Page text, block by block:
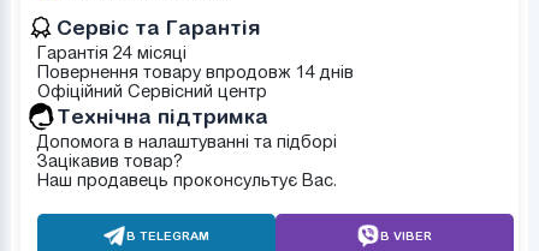
Сервіс та Гарантія
Гарантія 24 місяці
Повернення товару впродовж 14 днів
Офіційний Сервісний центр
Tехнічна підтримка
Допомога в налаштуванні та підборі
Зацікавив товар?
Наш продавець проконсультує Вас.
В TELEGRAM В VIBER